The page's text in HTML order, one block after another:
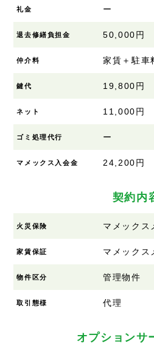
礼金 ー
退去修繕負担金 50,000円
仲介料 家賃＋駐車
鍵代 19,800円
ネット 11,000円
ゴミ処理代行 ー
マメックス入会金 24,200円
契約内
火災保険 マメックス
家賃保証 マメックス
物件区分 管理物件
取引態様 代理
オプションサ